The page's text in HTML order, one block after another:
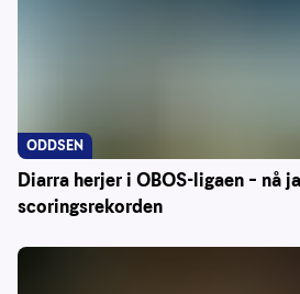
Diarra herjer i OBOS-ligaen – nå
scoringsrekorden
ODDSEN